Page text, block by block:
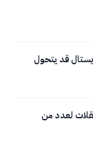
قد يتحول
لعدد من